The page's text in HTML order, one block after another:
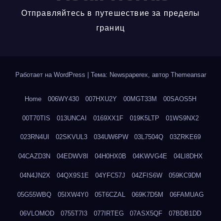
Отправляйтесь в путешествие за пределы
границ
Работает на WordPress Тема: Newspaperex, автор Themeansar
Home 006WY430 007HXU2Y 00MGT33M 00SAOS5H
00T70TIS 013UNCAI 0169XX1F 019K5LTP 01WS9NX2
023RN4UI 02SKVUL3 034UW6PW 03L7504Q 03ZRKE69
04CAZD3N 04EDWV8I 04H0HX0B 04KWVG4E 04LI8DHX
04N4JN2X 04QX9S1E 04YFC57J 04ZFIS6W 059KC9DM
05G55WBQ 05IXW4Y0 05T6CZAL 069K7D5M 06FAMUAG
06VLOMOD 0755T7I3 077IRTEG 07ASX5QF 07BDB1DD